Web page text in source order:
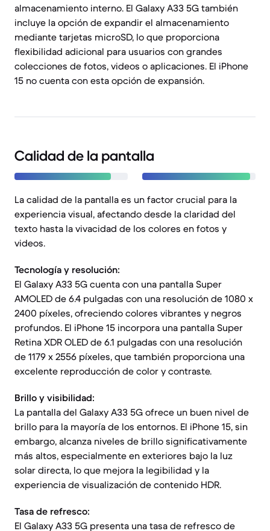
almacenamiento interno. El Galaxy A33 5G también
incluye la opción de expandir el almacenamiento
mediante tarjetas microSD, lo que proporciona
flexibilidad adicional para usuarios con grandes
colecciones de fotos, videos o aplicaciones. El iPhone
15 no cuenta con esta opción de expansión.
Calidad de la pantalla
La calidad de la pantalla es un factor crucial para la
experiencia visual, afectando desde la claridad del
texto hasta la vivacidad de los colores en fotos y
videos.
Tecnología y resolución:
El Galaxy A33 5G cuenta con una pantalla Super
AMOLED de 6.4 pulgadas con una resolución de 1080 x
2400 píxeles, ofreciendo colores vibrantes y negros
profundos. El iPhone 15 incorpora una pantalla Super
Retina XDR OLED de 6.1 pulgadas con una resolución
de 1179 x 2556 píxeles, que también proporciona una
excelente reproducción de color y contraste.
Brillo y visibilidad:
La pantalla del Galaxy A33 5G ofrece un buen nivel de
brillo para la mayoría de los entornos. El iPhone 15, sin
embargo, alcanza niveles de brillo significativamente
más altos, especialmente en exteriores bajo la luz
solar directa, lo que mejora la legibilidad y la
experiencia de visualización de contenido HDR.
Tasa de refresco:
El Galaxy A33 5G presenta una tasa de refresco de